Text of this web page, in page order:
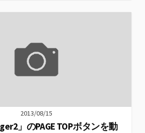
2013/08/15
」のPAGE TOPボタンを動